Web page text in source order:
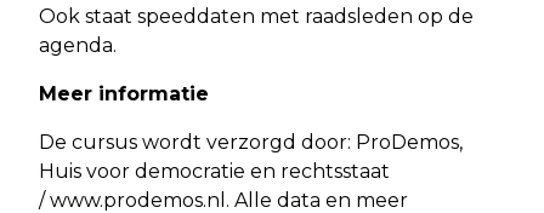
Ook staat speeddaten met raadsleden op de
agenda.
Meer informatie
De cursus wordt verzorgd door: ProDemos,
Huis voor democratie en rechtsstaat
/ www.prodemos.nl. Alle data en meer